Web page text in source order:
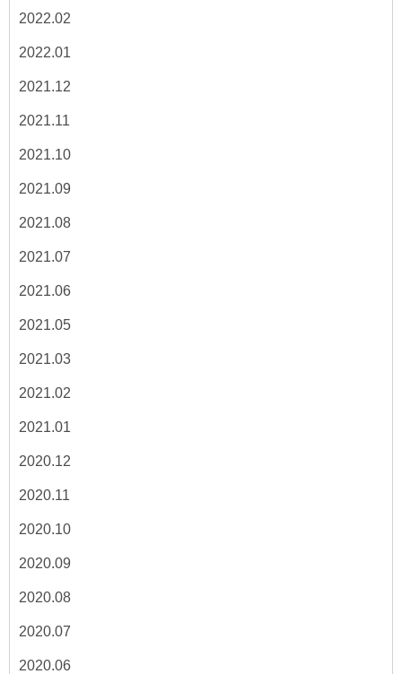
2022.02
2022.01
2021.12
2021.11
2021.10
2021.09
2021.08
2021.07
2021.06
2021.05
2021.03
2021.02
2021.01
2020.12
2020.11
2020.10
2020.09
2020.08
2020.07
2020.06